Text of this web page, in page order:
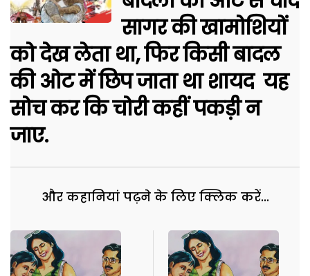
सागर की खामोशियों
को देख लेता था, फिर किसी बादल
की ओट में छिप जाता था शायद यह
सोच कर कि चोरी कहीं पकड़ी न
जाए.
और कहानियां पढ़ने के लिए क्लिक करें...